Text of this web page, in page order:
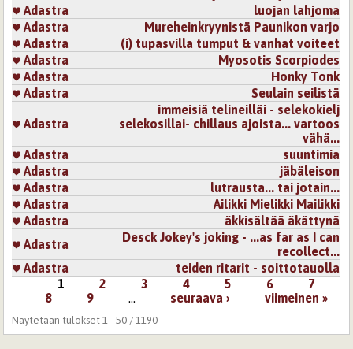
Adastra
luojan lahjoma
Adastra
Mureheinkryynistä Paunikon varjo
Adastra
(i) tupasvilla tumput & vanhat voiteet
Adastra
Myosotis Scorpiodes
Adastra
Honky Tonk
Adastra
Seulain seilistä
Adastra
immeisiä telineilläi - selekokielj
selekosillai- chillaus ajoista... vartoos
vähä...
Adastra
suuntimia
Adastra
jäbäleison
Adastra
lutrausta... tai jotain...
Adastra
Ailikki Mielikki Mailikki
Adastra
äkkisältää äkättynä
Adastra
Desck Jokey's joking - ...as far as I can
recollect...
Adastra
teiden ritarit - soittotauolla
1 2 3 4 5 6
7
8
9 … seuraava › viimeinen »
Näytetään tulokset 1 - 50 / 1190